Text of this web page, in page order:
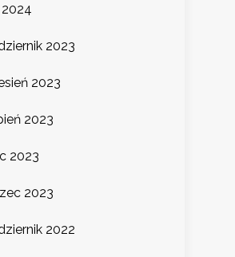
2023
2023
2023
2023
2023
2022